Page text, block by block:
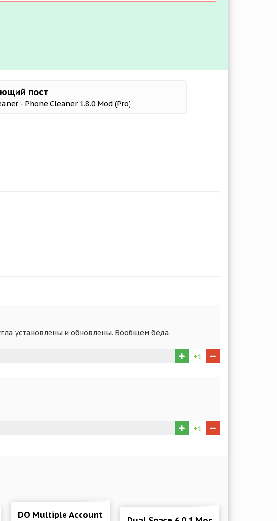
пост
- Phone Cleaner 1.8.0 Mod (Pro)
установлены и обновлены. Вообщем беда.
+1
+1
DO Multiple Accounts 2.51.01.0702 Мод (Pro)